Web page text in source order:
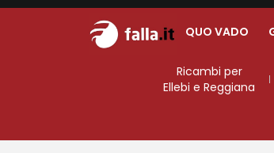
QUO VADO
Ricambi per
Ellebi e Reggiana